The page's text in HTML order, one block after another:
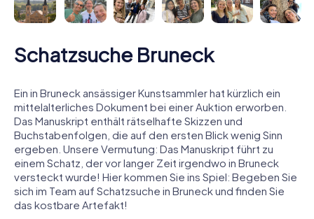
Schatzsuche Bruneck
Ein in Bruneck ansässiger Kunstsammler hat kürzlich ein
mittelalterliches Dokument bei einer Auktion erworben.
Das Manuskript enthält rätselhafte Skizzen und
Buchstabenfolgen, die auf den ersten Blick wenig Sinn
ergeben. Unsere Vermutung: Das Manuskript führt zu
einem Schatz, der vor langer Zeit irgendwo in Bruneck
versteckt wurde! Hier kommen Sie ins Spiel: Begeben Sie
sich im Team auf Schatzsuche in Bruneck und finden Sie
das kostbare Artefakt!